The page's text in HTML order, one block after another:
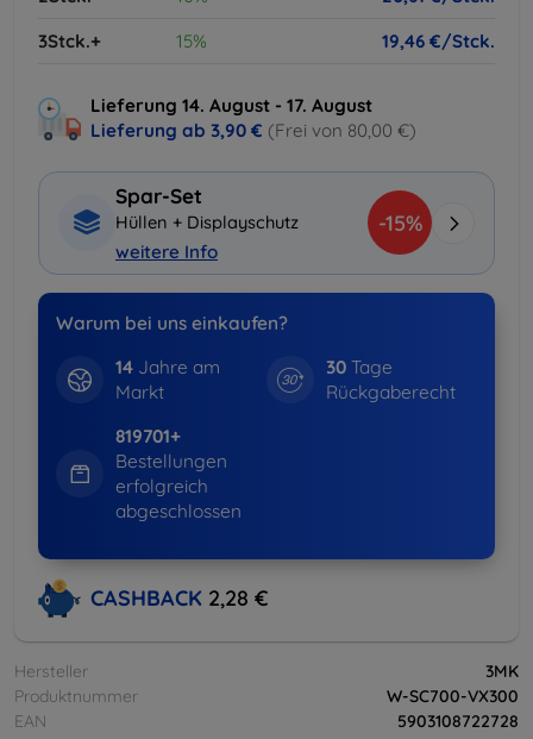
3Stck.+
15% 19,46 €/Stck.
Lieferung 14. August - 17. August
Lieferung ab 3,90 € (Frei von 80,00 €)
Spar-Set
Hüllen + Displayschutz
weitere Info
-15%
Warum bei uns einkaufen?
14Jahre am
Markt
30 Tage
Rückgaberecht
819701+
Bestellungen
erfolgreich
abgeschlossen
CASHBACK 2,28 €
Hersteller
3MK
Produktnummer
W-SC700-VX300
EAN
5903108722728